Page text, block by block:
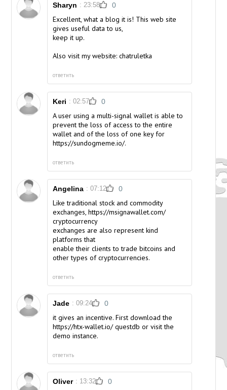
Sharyn : 23:58 0
Excellent, what a blog it is! This web site
gives useful data to us,
keep it up.
Also visit my website:chatruletka
ответить
Keri : 02:57 0
A user using a multi-signal wallet is able to
prevent the loss of access to the entire
wallet and of the loss of one key for
https://sundogmeme.io/.
ответить
Angelina : 07:12 0
Like traditional stock and commodity
exchanges,https://msignawallet.com/
cryptocurrency
exchanges are also represent kind
platforms that
enable their clients to trade bitcoins and
other types of cryptocurrencies.
ответить
Jade : 09:24 0
it gives an incentive. First download the
https://htx-wallet.io/questdb or visit the
demo instance.
ответить
Oliver : 13:32 0